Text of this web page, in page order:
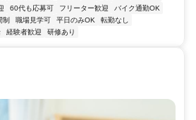
60代も応募可 フリーター歓迎
バイク通勤OK
制 職場見学可 平日のみOK
転勤なし
経験者歓迎 研修あり